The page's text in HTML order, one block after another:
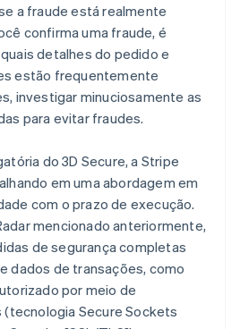
a fraude está realmente
confirma uma fraude, é
detalhes do pedido e
estão frequentemente
investigar minuciosamente as
para evitar fraudes.
do 3D Secure, a Stripe
em uma abordagem em
com o prazo de execução.
mencionado anteriormente,
de segurança completas
dados de transações, como
por meio de
Secure Sockets